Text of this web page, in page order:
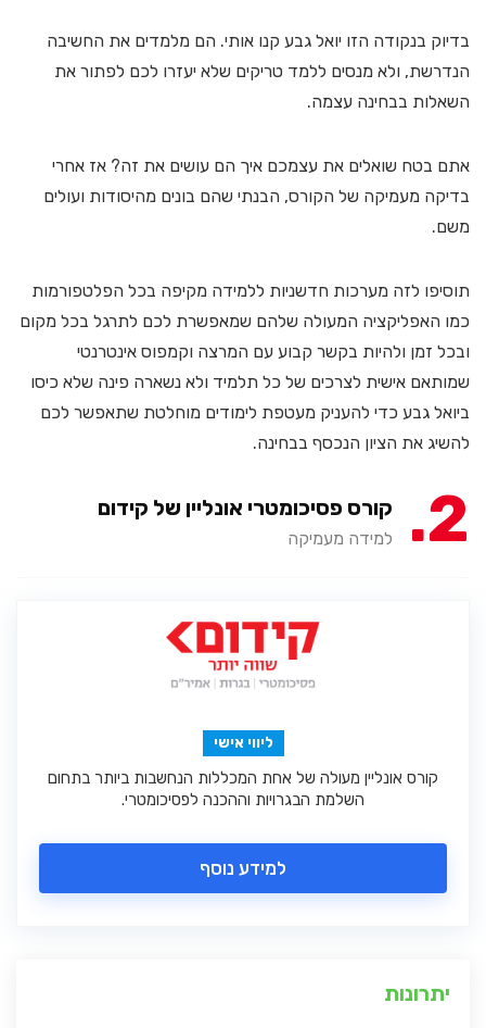
בדיוק בנקודה הזו יואל גבע קנו אותי. הם מלמדים את החשיבה
הנדרשת, ולא מנסים ללמד טריקים שלא יעזרו לכם לפתור את
השאלות בבחינה עצמה.
אתם בטח שואלים את עצמכם איך הם עושים את זה? אז אחרי
בדיקה מעמיקה של הקורס, הבנתי שהם בונים מהיסודות ועולים
משם.
תוסיפו לזה מערכות חדשניות ללמידה מקיפה בכל הפלטפורמות
כמו האפליקציה המעולה שלהם שמאפשרת לכם לתרגל בכל מקום
ובכל זמן ולהיות בקשר קבוע עם המרצה וקמפוס אינטרנטי
שמותאם אישית לצרכים של כל תלמיד ולא נשארה פינה שלא כיסו
ביואל גבע כדי להעניק מעטפת לימודים מוחלטת שתאפשר לכם
להשיג את הציון הנכסף בבחינה.
2 קורס פסיכומטרי אונליין של קידום
למידה מעמיקה
ליווי אישי
קורס אונליין מעולה של אחת המכללות הנחשבות ביותר בתחום
השלמת הבגרויות וההכנה לפסיכומטרי.
למידע נוסף
יתרונות